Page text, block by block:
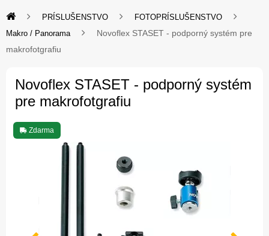
PRÍSLUŠENSTVO
FOTOPRÍSLUŠENSTVO
Makro / Panorama
Novoflex STASET - podporný systém pre
makrofotgrafiu
Novoflex STASET - podporný systém
pre makrofotgrafiu
Zdarma